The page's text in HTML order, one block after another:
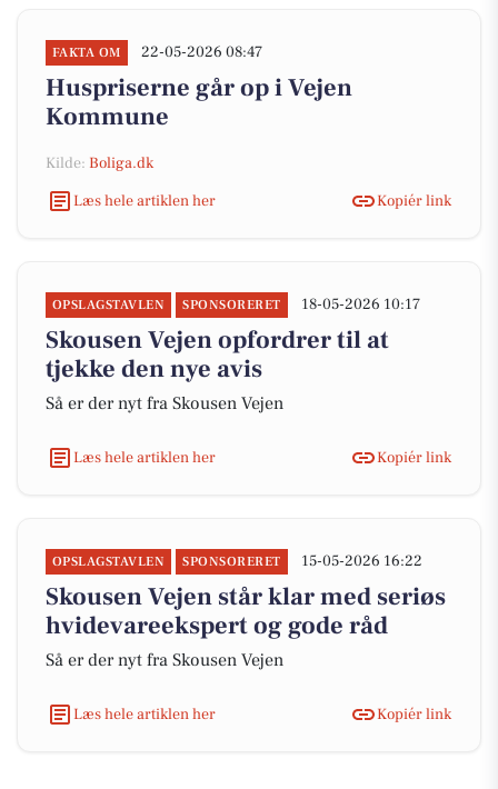
FAKTA OM 22-05-2026 08:47
Huspriserne går op i Vejen
Kommune
Kilde: Boliga.dk
Læs hele artiklen her
Kopiér link
OPSLAGSTAVLEN SPONSORERET 18-05-2026 10:17
Skousen Vejen opfordrer til at
tjekke den nye avis
Så er der nyt fra Skousen Vejen
Læs hele artiklen her Kopiér link
OPSLAGSTAVLEN SPONSORERET 15-05-2026 16:22
Skousen Vejen står klar med seriøs
hvidevareekspert og gode råd
Så er der nyt fra Skousen Vejen
Læs hele artiklen her Kopiér link